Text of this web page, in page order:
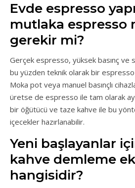
Evde espresso
mutlaka espresso
gerekir mi?
Gerçek espresso, yüksek basınç ve
bu yüzden teknik olarak bir
Moka pot veya manuel basınçlı
üretse de espresso ile tam olarak
bir öğütücü ve taze kahve ile bu
içecekler hazırlanabilir.
Yeni başlayanlar
kahve demleme
hangisidir?